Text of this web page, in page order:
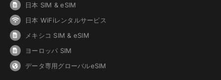
日本 SIM & eSIM
日本 WiFiレンタルサービス
メキシコ SIM & eSIM
ヨーロッパ SIM
データ専用グローバルeSIM